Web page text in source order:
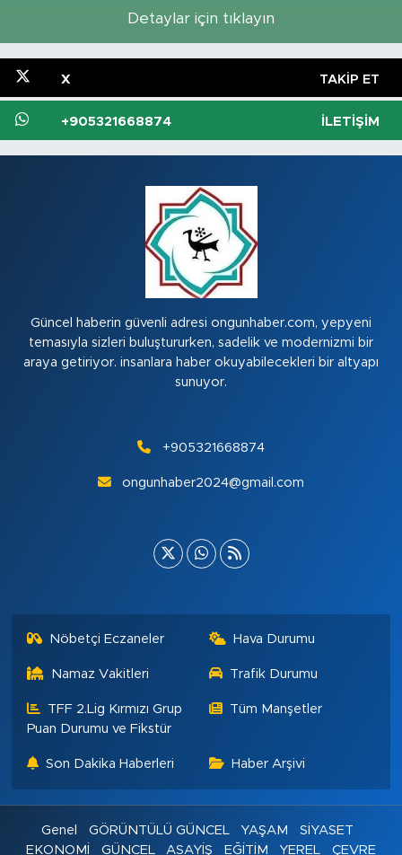
Detaylar için tıklayın
X TAKIP ET
+905321668874 İLETIŞIM
Güncel haberin güvenli adresi ongunhaber.com, yepyeni
temasıyla sizleri buluştururken, sadelik ve modernizmi bir
araya getiriyor. insanlara haber okuyabilecekleri bir altyapı
sunuyor.
+905321668874
ongunhaber2024@gmail.com
Nöbetçi Eczaneler Hava Durumu
Namaz Vakitleri Trafik Durumu
TFF 2.Lig Kırmızı Grup
Puan Durumu ve Fikstür
Tüm Manşetler
Son Dakika Haberleri Haber Arşivi
Genel GÖRÜNTÜLÜ GÜNCEL YAŞAM
SİYASET
EKONOMİ
GÜNCEL ASAYİŞ EĞİTİM YEREL ÇEVRE